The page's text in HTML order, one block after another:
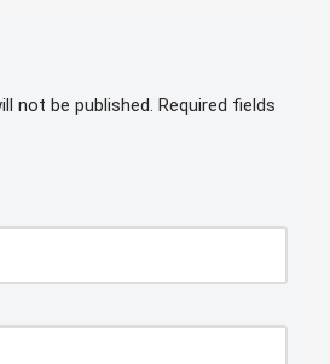
not be published. Required fields